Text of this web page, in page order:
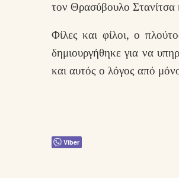
τον Θρασύβουλο Στανίτσα
Φίλες και φίλοι, ο
δημιουργήθηκε για να
και αυτός ο λόγος από
Viber